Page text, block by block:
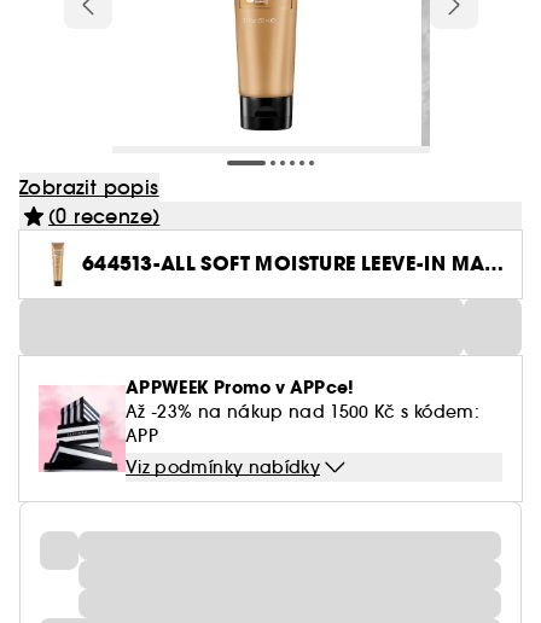
Zobrazit popis
(0 recenze)
644513-ALL SOFT MOISTURE LEEVE-IN MAS
K 150ML
APPWEEK Promo v APPce!
Až -23% na nákup nad 1500 Kč s kódem:
APP
Viz podmínky nabídky